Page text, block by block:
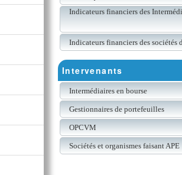
Indicateurs financiers des
Indicateurs financiers des sociétés
Intervenants
Intermédiaires en bourse
Gestionnaires de portefeuilles
OPCVM
Sociétés et organismes faisant APE